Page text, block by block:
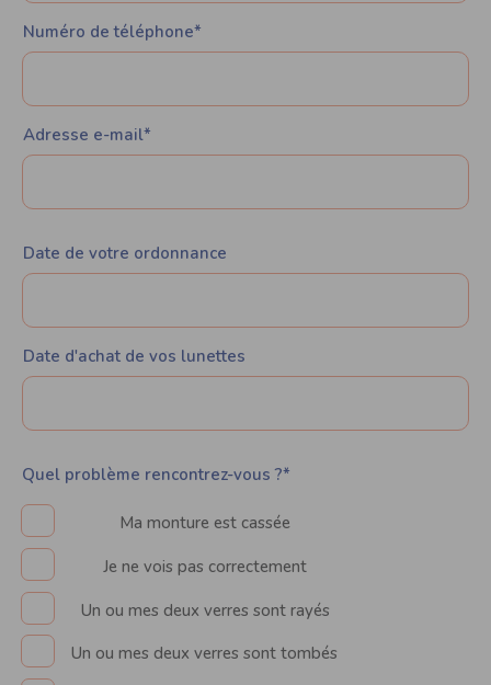
Numéro de téléphone*
Adresse e-mail*
Date de votre ordonnance
Date d'achat de vos lunettes
Quel problème rencontrez-vous ?*
Ma monture est cassée
Je ne vois pas correctement
Un ou mes deux verres sont rayés
Un ou mes deux verres sont tombés